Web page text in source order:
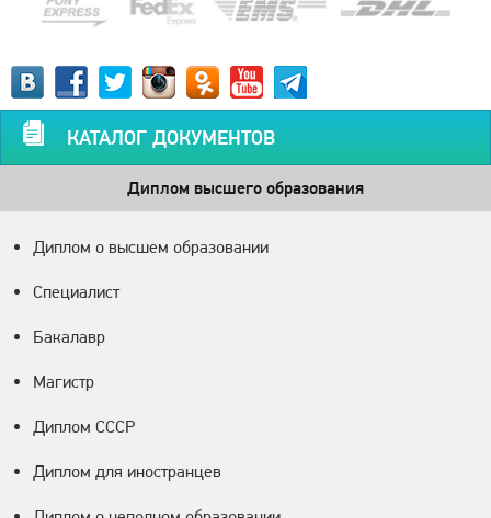
КАТАЛОГ ДОКУМЕНТОВ
Диплом высшего образования
Диплом о высшем образовании
Специалист
Бакалавр
Магистр
Диплом СССР
Диплом для иностранцев